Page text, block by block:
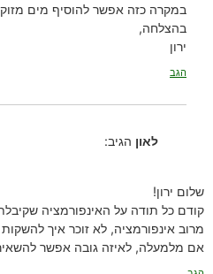
במקרה כזה אפשר להוסיף מים מזוקקים עד
בהצלחה,
ירון
הגב
לאון הגיב:
שלום ירון!
קודם כל תודה על האינפורמציה
מרוב אינפורמציה, לא זוכר איך
אם מלמעלה, לאיזה גובה אפשר